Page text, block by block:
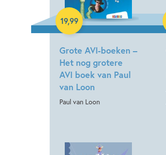
Grote AVI-boeken –
Het nog grotere
AVI boek van Paul
van Loon
Paul van Loon
19,99
Hardcover